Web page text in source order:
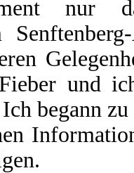
nur
und
Ich begann